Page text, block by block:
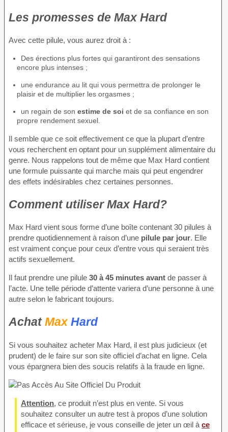
Les promesses de Max Hard
Avec cette pilule, vous aurez droit à :
Des érections plus fortes qui garantiront des sensations
encore plus intenses ;
une endurance au lit qui vous permettra de prolonger le
plaisir et de multiplier les orgasmes ;
un regain de son estime de soi et de sa confiance en son
propre rendement sexuel.
Il semble que ce soit effectivement ce que la plupart d’entre
vous recherchent en optant pour un supplément alimentaire du
genre. Nous rappelons tout de même que Max Hard contient
une formule puissante qui marche mais qui peut engendrer
des effets indésirables chez certaines personnes.
Comment utiliser Max Hard?
Max Hard vient sous forme d’une boîte contenant 30 pilules à
prendre quotidiennement à raison d’une pilule par jour. Elle
est vraiment conçue pour ceux d’entre vous qui seraient très
actifs sexuellement.
Il faut prendre une pilule 30 à 45 minutes avant de passer à
l’acte. Une telle période d’attente variera d’une personne à une
autre selon le fabricant toujours.
AchatMax Hard
Si vous souhaitez acheter Max Hard, il est plus judicieux (et
prudent) de le faire sur son site officiel d’achat en ligne. Cela
vous épargnera bien des soucis relatifs à la fraude en ligne.
Attention, ce produit n’est plus en vente. Si vous
souhaitez consulter un autre test à propos d’une solution
efficace et sérieuse, je vous conseille de jeter un œil à ce